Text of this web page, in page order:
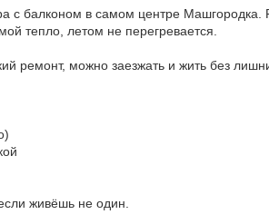
с балконом в самом центре
тепло, летом не перегревается.
ремонт, можно заезжать и жить без
живёшь не один.